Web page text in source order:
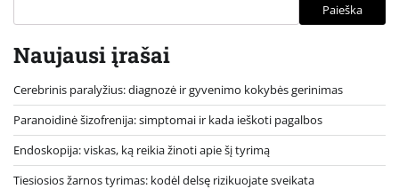
Paieška
Naujausi įrašai
Cerebrinis paralyžius: diagnozė ir gyvenimo kokybės gerinimas
Paranoidinė šizofrenija: simptomai ir kada ieškoti pagalbos
Endoskopija: viskas, ką reikia žinoti apie šį tyrimą
Tiesiosios žarnos tyrimas: kodėl delsę rizikuojate sveikata